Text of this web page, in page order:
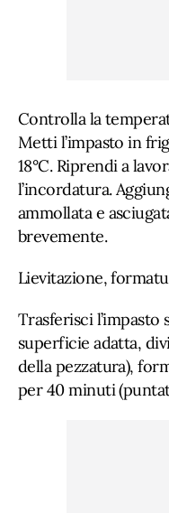
Controlla la
Metti l’impasto in
18°C. Riprendi a
l’incordatura.
ammollata e
brevemente.
Lievitazione,
Trasferisci
superficie adatta,
della pezzatura),
per 40 minuti